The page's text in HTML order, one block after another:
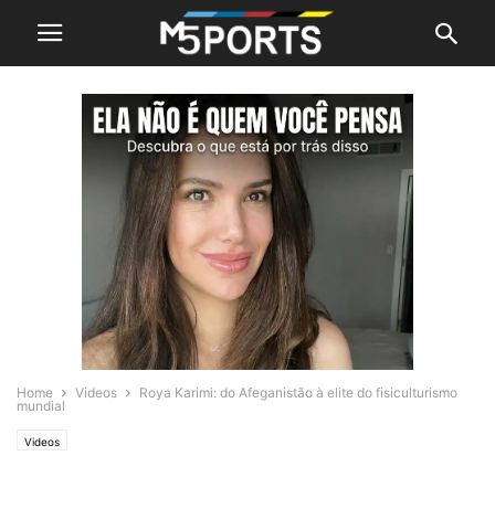
Home Videos
Roya Karimi: do Afeganistão à elite do fisiculturismo
mundial
Videos